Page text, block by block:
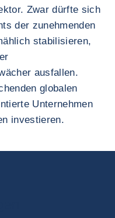
Zwar dürfte sich
der zunehmenden
stabilisieren,
ausfallen.
globalen
Unternehmen
investieren.